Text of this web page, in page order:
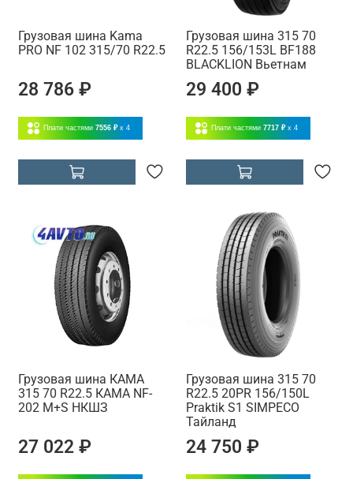
Грузовая шина Kama
PRO NF 102 315/70 R22.5
28 786 ₽
Плати частями 7556 ₽ x 4
Грузовая шина 315 70
R22.5 156/153L BF188
BLACKLION Вьетнам
29 400 ₽
Плати частями 7717 ₽ x 4
Грузовая шина КАМА
315 70 R22.5 КАМА NF-
202 M+S НКШЗ
27 022 ₽
Грузовая шина 315 70
R22.5 20PR 156/150L
Praktik S1 SIMPECO
Тайланд
24 750 ₽